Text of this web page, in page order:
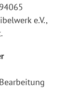
e.V.,